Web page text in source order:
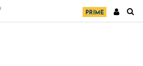
中期轉賺2300萬元 斥21億翻新香港及